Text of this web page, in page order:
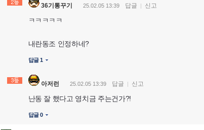
36기통꾸기 25.02.05 13:39 답글 신고
ㅋㅋㅋㅋㅋ
내란동조 인정하네?
답글 1
아저런 25.02.05 13:39 답글 신고
난동 잘 했다고 영치금 주는건가?!
답글 0